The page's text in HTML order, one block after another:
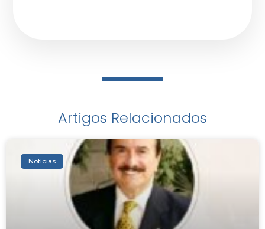
Artigos Relacionados
Notícias